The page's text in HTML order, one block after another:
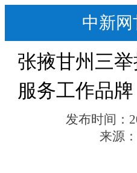
中新网
张掖甘州三
服务工作品牌
发布时间：
来源：